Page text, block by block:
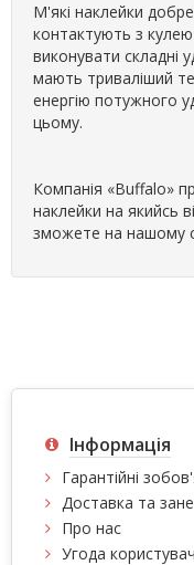
М'які наклейки
контактують з
виконувати складні
мають триваліший
енергію потужного
цьому.
Компанія «Buffalo»
наклейки на якийсь
зможете на нашому
Інформація
Гарантійні
Доставка та
Про нас
Угода